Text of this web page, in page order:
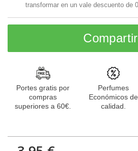
transformar en un vale descuento de
Compartir
Portes gratis por
compras
superiores a 60€.
Perfumes
Económicos de
calidad.